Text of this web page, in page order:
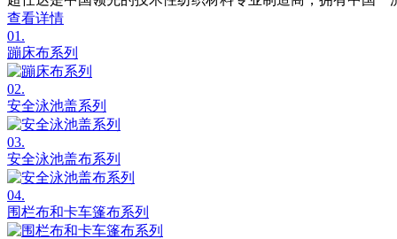
查看详情
01.
蹦床布系列
02.
安全泳池盖系列
03.
安全泳池盖布系列
04.
围栏布和卡车篷布系列